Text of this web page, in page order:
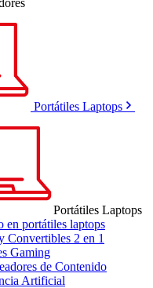
Portátiles Laptops
Portátiles Laptops
en portátiles laptops
Convertibles 2 en 1
Gaming
de Contenido
Artificial